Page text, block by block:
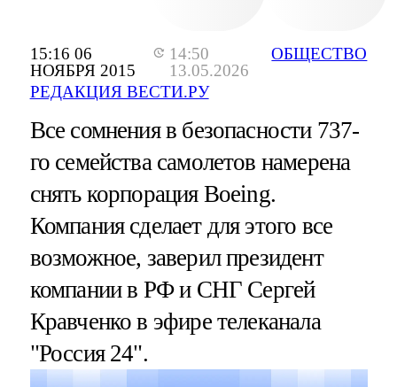
15:16 06
НОЯБРЯ 2015
14:50
13.05.2026
РЕДАКЦИЯ ВЕСТИ.РУ
ОБЩЕСТВО
Все сомнения в безопасности 737-
го семейства самолетов намерена
снять корпорация Boeing.
Компания сделает для этого все
возможное, заверил президент
компании в РФ и СНГ Сергей
Кравченко в эфире телеканала
"Россия 24".